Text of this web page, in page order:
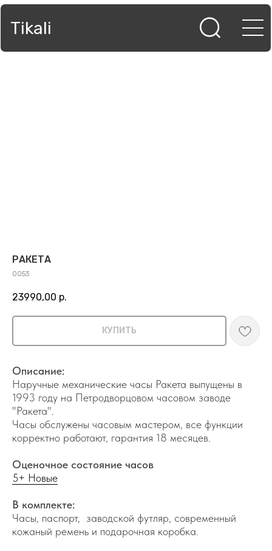
Tikali
РАКЕТА
0053
23990,00 р.
КУПИТЬ
Описание:
Наручные механические часы Ракета выпущены в
1993 году на Петродворцовом часовом заводе
"Ракета".
Часы обслужены часовым мастером, все функции
корректно работают, гарантия 18 месяцев.
Оценочное состояние часов
5+ Новые
В комплекте:
Часы, паспорт, заводской футляр, современный
кожаный ремень и подарочная коробка.